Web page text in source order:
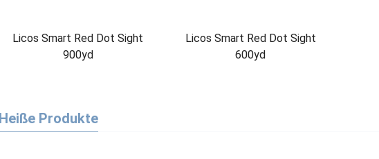
Licos Smart Red Dot Sight
900yd
Licos Smart Red Dot Sight
600yd
Heiße Produkte